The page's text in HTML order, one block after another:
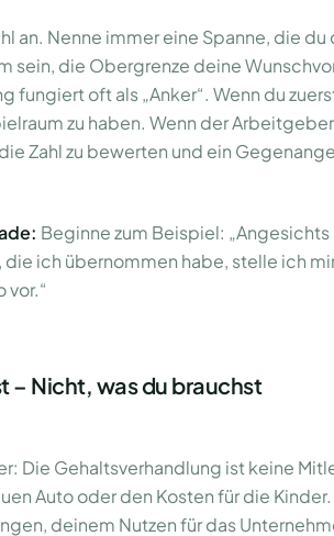
an. Nenne immer eine Spanne, die
sein, die Obergrenze deine
fungiert oft als „Anker“. Wenn du
zu haben. Wenn der
Zahl zu bewerten und ein
Beginne zum Beispiel:
ich übernommen habe, stelle ich
vor.“
– Nicht, was du brauchst
Die Gehaltsverhandlung ist keine
Auto oder den Kosten für die
deinem Nutzen für das